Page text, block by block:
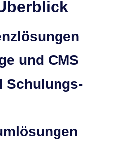
und CMS
Schulungs­